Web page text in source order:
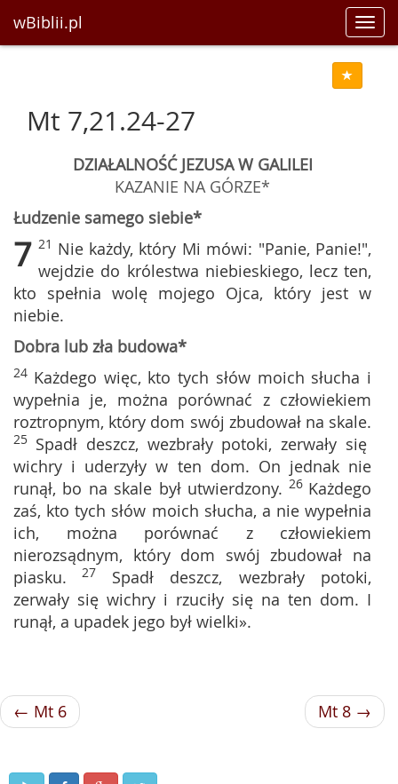
wBiblii.pl
Mt 7,21.24-27
DZIAŁALNOŚĆ JEZUSA W GALILEI
KAZANIE NA GÓRZE*
Łudzenie samego siebie*
7 21 Nie każdy, który Mi mówi: "Panie, Panie!",
wejdzie do królestwa niebieskiego, lecz ten,
kto spełnia wolę mojego Ojca, który jest w
niebie.
Dobra lub zła budowa*
24 Każdego więc, kto tych słów moich słucha i
wypełnia je, można porównać z człowiekiem
roztropnym, który dom swój zbudował na skale.
25 Spadł deszcz, wezbrały potoki, zerwały się
wichry i uderzyły w ten dom. On jednak nie
runął, bo na skale był utwierdzony. 26 Każdego
zaś, kto tych słów moich słucha, a nie wypełnia
ich, można porównać z człowiekiem
nierozsądnym, który dom swój zbudował na
piasku. 27 Spadł deszcz, wezbrały potoki,
zerwały się wichry i rzuciły się na ten dom. I
runął, a upadek jego był wielki».
← Mt 6 Mt 8 →